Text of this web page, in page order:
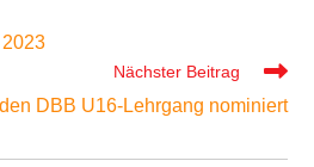
Nächster Beitrag
DBB U16-Lehrgang nominiert